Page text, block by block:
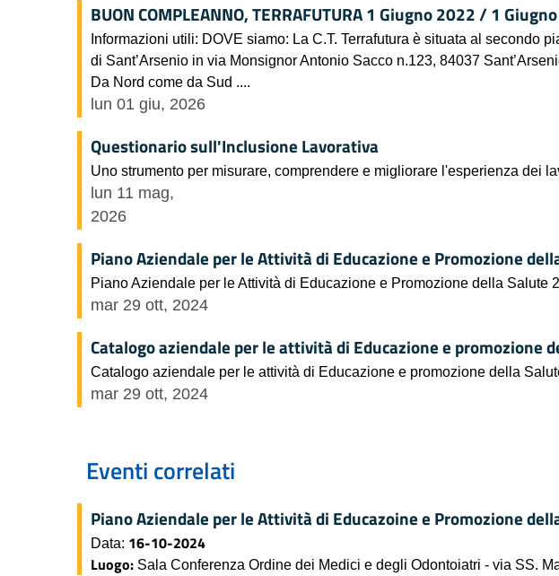
BUON COMPLEANNO, TERRAFUTURA 1 Giugno 2022 / 1
Informazioni utili: DOVE siamo: La C.T. Terrafutura è situata al secondo
di Sant’Arsenio in via Monsignor Antonio Sacco n.123, 84037
Da Nord come da Sud ....
lun 01 giu, 2026
Questionario sull'Inclusione Lavorativa
Uno strumento per misurare, comprendere e migliorare l'esperienza dei
lun 11 mag,
2026
Piano Aziendale per le Attività di Educazione e Promozione
Piano Aziendale per le Attività di Educazione e Promozione della Salute
mar 29 ott, 2024
Catalogo aziendale per le attività di Educazione e promozione
Catalogo aziendale per le attività di Educazione e promozione della
mar 29 ott, 2024
Eventi correlati
Piano Aziendale per le Attività di Educazoine e Promozione
Data: 16-10-2024
Luogo: Sala Conferenza Ordine dei Medici e degli Odontoiatri - via SS.